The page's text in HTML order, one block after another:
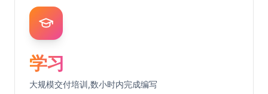
学习
大规模交付培训,数小时内完成编写